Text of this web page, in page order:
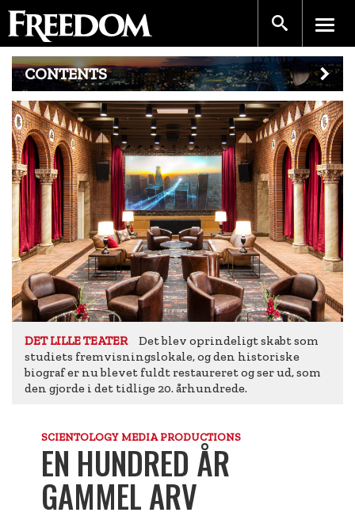
CONTENTS
DET LILLE TEATER
Det blev oprindeligt skabt som
studiets fremvisningslokale, og den historiske
biograf er nu blevet fuldt restaureret og ser ud, som
den gjorde i det tidlige 20. århundrede.
SCIENTOLOGY MEDIA PRODUCTIONS
EN HUNDRED ÅR
GAMMEL ARV